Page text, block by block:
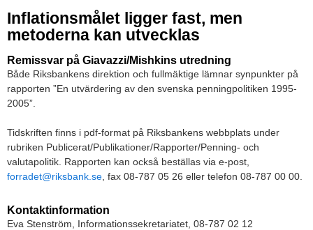
Inflationsmålet ligger fast, men
metoderna kan utvecklas
Remissvar på Giavazzi/Mishkins utredning
Både Riksbankens direktion och fullmäktige lämnar synpunkter på
rapporten ”En utvärdering av den svenska penningpolitiken 1995-
2005”.
Tidskriften finns i pdf-format på Riksbankens webbplats under
rubriken Publicerat/Publikationer/Rapporter/Penning- och
valutapolitik. Rapporten kan också beställas via e-post,
forradet@riksbank.se , fax 08-787 05 26 eller telefon 08-787 00 00.
Kontaktinformation
Eva Stenström, Informationssekretariatet, 08-787 02 12